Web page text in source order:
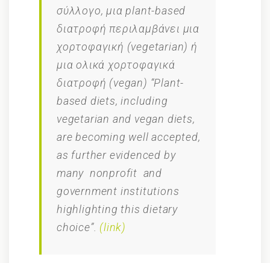
σύλλογο, μια plant-based
διατροφή περιλαμβάνει μια
χορτοφαγική (vegetarian) ή
μια ολικά χορτοφαγικά
διατροφή (vegan) “Plant-
based diets, including
vegetarian and vegan diets,
are becoming well accepted,
as further evidenced by
many nonprofit and
government institutions
highlighting this dietary
choice”. (link)